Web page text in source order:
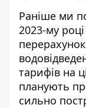
Раніше ми
2023-му
тарифів на
планують
сильно